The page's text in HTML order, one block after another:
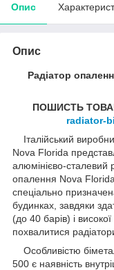
Опис
Опис
Радіатор
ПОШИСТЬ
radiator-
Італійський
Nova Florida
алюмінієво-сталевий
опалення Nova
спеціально
будинках, завдяки
(до 40 барів) і
похвалитися
Особливістю
500 є наявність